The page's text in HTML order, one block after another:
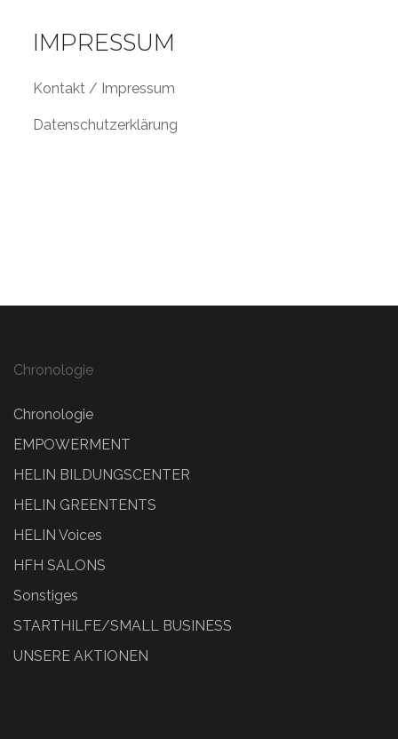
IMPRESSUM
Kontakt / Impressum
Datenschutzerklärung
Chronologie
Chronologie
EMPOWERMENT
HELIN BILDUNGSCENTER
HELIN GREENTENTS
HELIN Voices
HFH SALONS
Sonstiges
STARTHILFE/SMALL BUSINESS
UNSERE AKTIONEN